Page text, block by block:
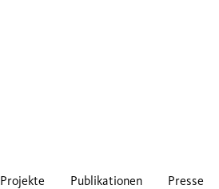
Projekte Publikationen Presse